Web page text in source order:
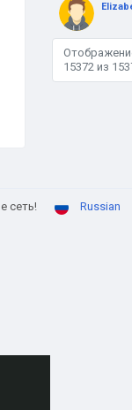
15372 из
сеть! Russian